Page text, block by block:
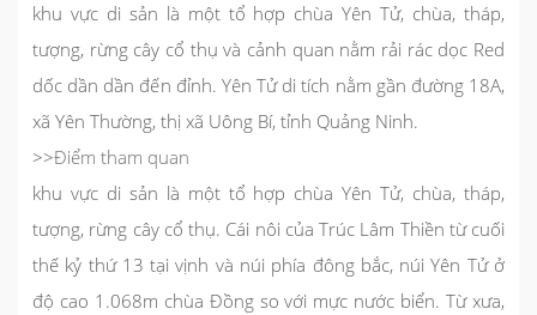
khu vực di sản là một tổ hợp chùa Yên Tử, chùa, tháp,
tượng, rừng cây cổ thụ và cảnh quan nằm rải rác dọc Red
dốc dần dần đến đỉnh. Yên Tử di tích nằm gần đường 18A,
xã Yên Thường, thị xã Uông Bí, tỉnh Quảng Ninh.
>>Điểm tham quan
khu vực di sản là một tổ hợp chùa Yên Tử, chùa, tháp,
tượng, rừng cây cổ thụ. Cái nôi của Trúc Lâm Thiền từ cuối
thế kỷ thứ 13 tại vịnh và núi phía đông bắc, núi Yên Tử ở
độ cao 1.068m chùa Đồng so với mực nước biển. Từ xưa,